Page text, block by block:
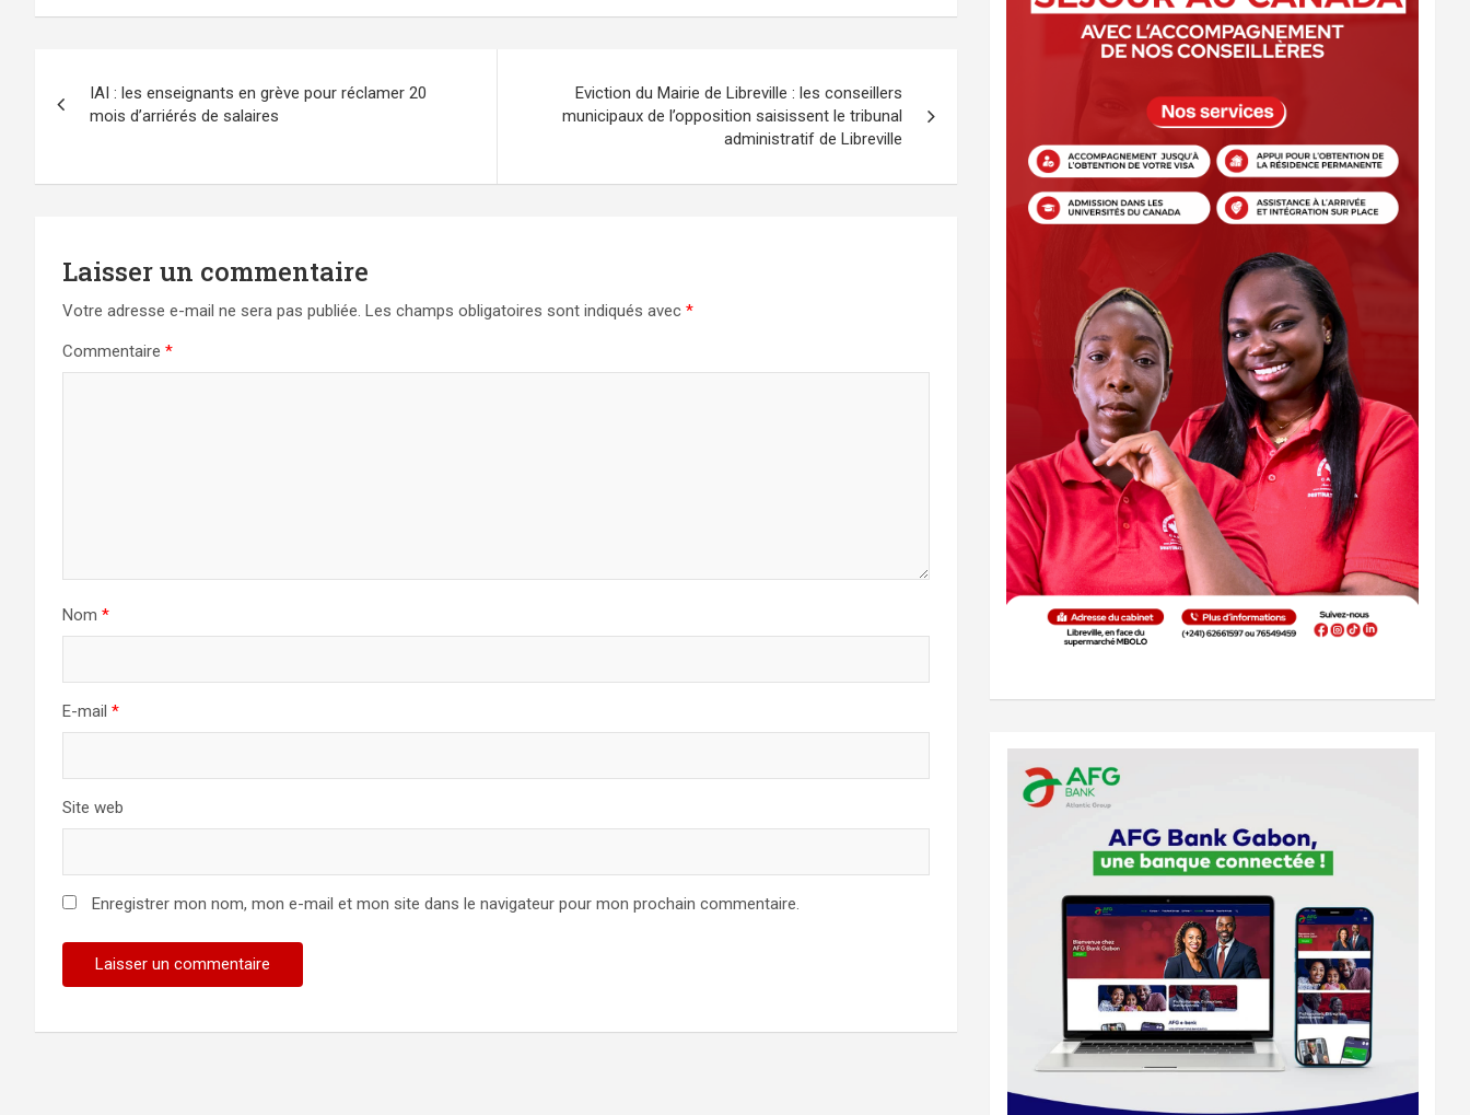
de
IAI : les enseignants en grève pour réclamer 20
mois d’arriérés de salaires
Eviction du Mairie de Libreville : les conseillers
municipaux de l’opposition saisissent le tribunal
administratif de Libreville
Laisser un commentaire
Votre adresse e-mail ne sera pas publiée. Les champs obligatoires sont indiqués avec *
Commentaire *
Nom *
E-mail *
Site web
Enregistrer mon nom, mon e-mail et mon site dans le navigateur pour mon prochain commentaire.